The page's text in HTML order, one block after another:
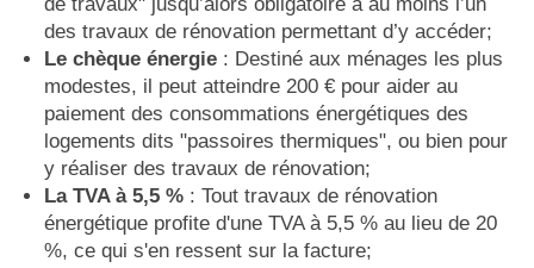
des travaux de rénovation permettant d’y accéder;
Le chèque énergie : Destiné aux ménages les plus
modestes, il peut atteindre 200 € pour aider au
paiement des consommations énergétiques des
logements dits "passoires thermiques", ou bien pour
y réaliser des travaux de rénovation;
La TVA à 5,5 %: Tout travaux de rénovation
énergétique profite d'une TVA à 5,5 % au lieu de 20
%, ce qui s'en ressent sur la facture;